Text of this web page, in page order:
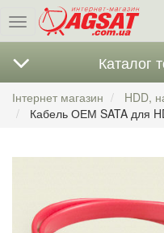
Меню
Каталог
Інтернет магазин HDD,
Кабель ОЕМ SATA для